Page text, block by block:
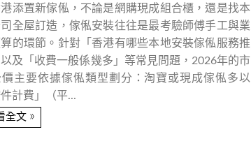
添置新傢俬，不論是網購現成組合櫃，還是找本
全屋訂造，傢俬安裝往往是最考驗師傅手工與業
的環節。針對「香港有哪些本地安裝傢俬服務推
及「收費一般係幾多」等常見問題，2026年的市
主要依據傢俬類型劃分：淘寶或現成傢俬多以
件計費」（平...
全文 »